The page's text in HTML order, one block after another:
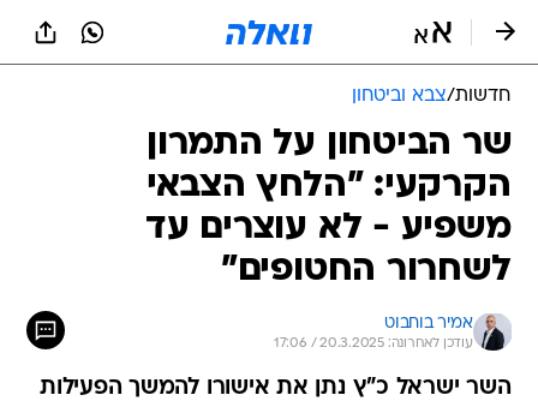
חדשות/צבא וביטחון
שר הביטחון על התמרון
הקרקעי: "הלחץ הצבאי
משפיע - לא עוצרים עד
לשחרור החטופים"
אמיר בוחבוט
עודכן לאחרונה: 20.3.2025 / 17:06
השר ישראל כ"ץ נתן את אישורו להמשך הפעילות